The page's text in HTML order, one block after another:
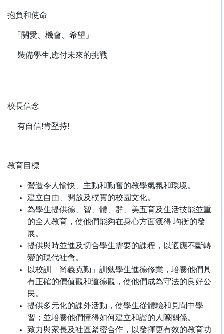
抱負和使命
「關愛、機會、希望」
裝備學生,應付未來的挑戰
校長信念
有自信!肯堅持!
教育目標
營造令人愉快、主動和勤奮的教學氣氛和環境。
建立自由、開放及樸實的校園文化。
為學生提供德、智、體、群、美五育及生活技能並重
的全人教育，使他們能夠在身心方面獲得 均衡的發
展。
提供與時並進及切合學生需要的課程，以適應不斷轉
變的現代社會。
以校訓「尚義克勤」訓勉學生進德修業，培養他們具
有正確的價值觀和道德觀，使他們成為守法的良好公
民。
提供多元化的課外活動，使學生從體驗和見聞中學
習；並培養他們懂得如何建立和諧的人際關係。
致力與家長及社區緊密合作，以發揮更有效的教育功